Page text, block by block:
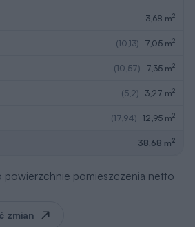
3,68 m2
(10,13) 7,05 m2
(10,57) 7,35 m2
(5,2) 3,27 m2
(17,94) 12,95 m2
38,68 m2
powierzchnie pomieszczenia netto
zmian